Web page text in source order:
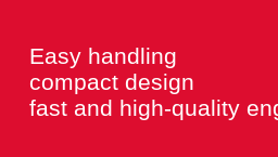
Easy handling
compact design
fast and high-quality